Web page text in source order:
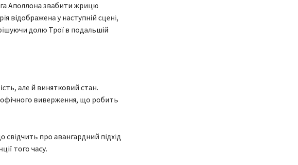
Аполлона звабити жрицю
відображена у наступній сцені,
долю Трої в подальшій
але й винятковий стан.
виверження, що робить
свідчить про авангардний підхід
того часу.